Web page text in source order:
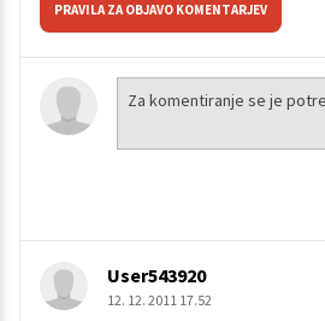
PRAVILA ZA OBJAVO KOMENTARJEV
User543920
12. 12. 2011 17.52